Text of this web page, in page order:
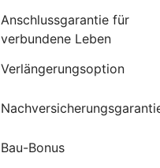
Anschlussgarantie für
verbundene Leben
Verlängerungsoption
Bau-Bonus